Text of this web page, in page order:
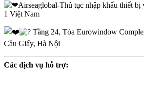
Airseaglobal-Thủ tục nhập khẩu thiết bị
1 Việt Nam
Tầng 24, Tòa Eurowindow
Cầu Giấy, Hà Nội
Các dịch vụ hỗ trợ: